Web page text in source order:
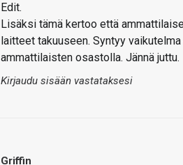
Edit.
Lisäksi tämä kertoo että
laitteet takuuseen. Syntyy
ammattilaisten osastolla. Jännä juttu.
Kirjaudu sisään vastataksesi
Griffin